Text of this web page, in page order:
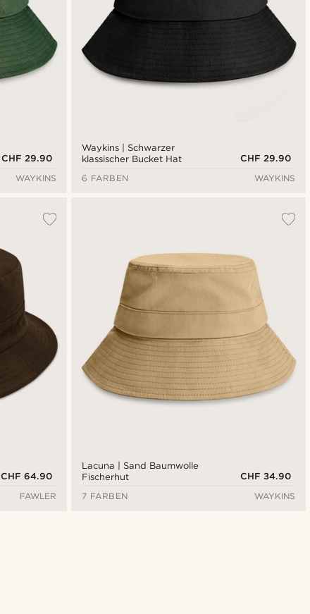
CHF 29.90
WAYKINS
Waykins | Schwarzer
klassischer Bucket Hat
CHF 29.90
6 FARBEN
WAYKINS
CHF 64.90
FAWLER
Lacuna | Sand Baumwolle
Fischerhut
CHF 34.90
7 FARBEN
WAYKINS